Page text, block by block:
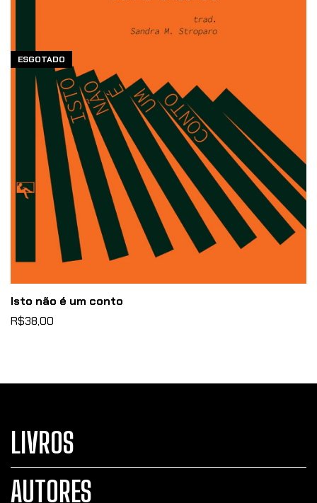
ESGOTADO
Isto não é um conto
R$38,00
LIVROS
AUTORES